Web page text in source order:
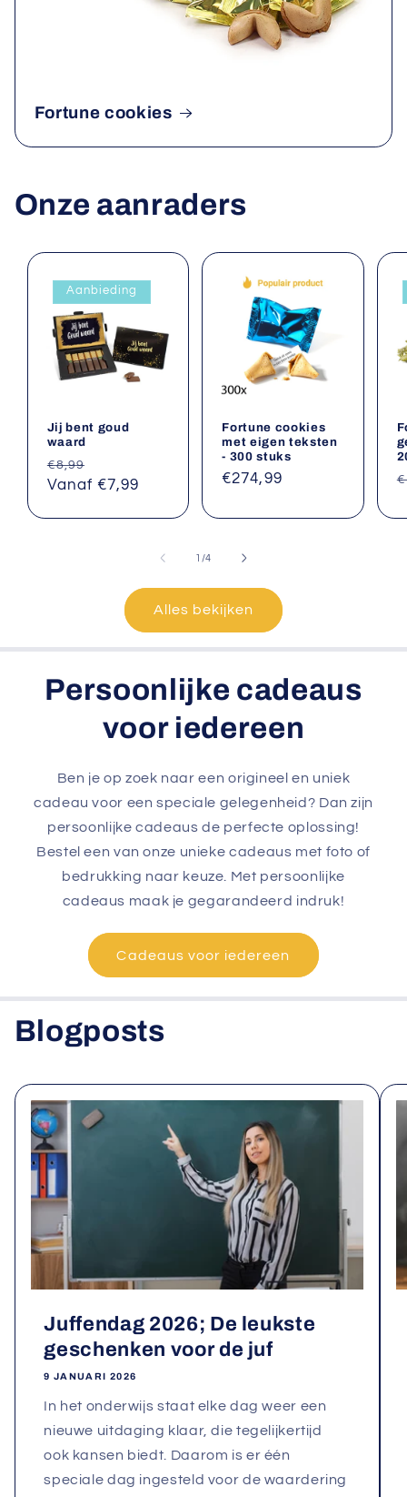
Fortune cookies
Onze aanraders
Aanbieding
Jij bent goud
waard
Normale
prijs
€8,99
Aanbiedingsprijs
Vanaf €7,99
Fortune cookies
met eigen teksten
- 300 stuks
Normale
€274,99
1 /van
4
Alles bekijken
Persoonlijke cadeaus
voor iedereen
Ben je op zoek naar een origineel en uniek
cadeau voor een speciale gelegenheid? Dan zijn
persoonlijke cadeaus de perfecte oplossing!
Bestel een van onze unieke cadeaus met foto of
bedrukking naar keuze. Met persoonlijke
cadeaus maak je gegarandeerd indruk!
Cadeaus voor iedereen
Blogposts
Juffendag 2026; De leukste
geschenken voor de juf
9 JANUARI 2026
In het onderwijs staat elke dag weer een
nieuwe uitdaging klaar, die tegelijkertijd
ook kansen biedt. Daarom is er één
speciale dag ingesteld voor de waardering